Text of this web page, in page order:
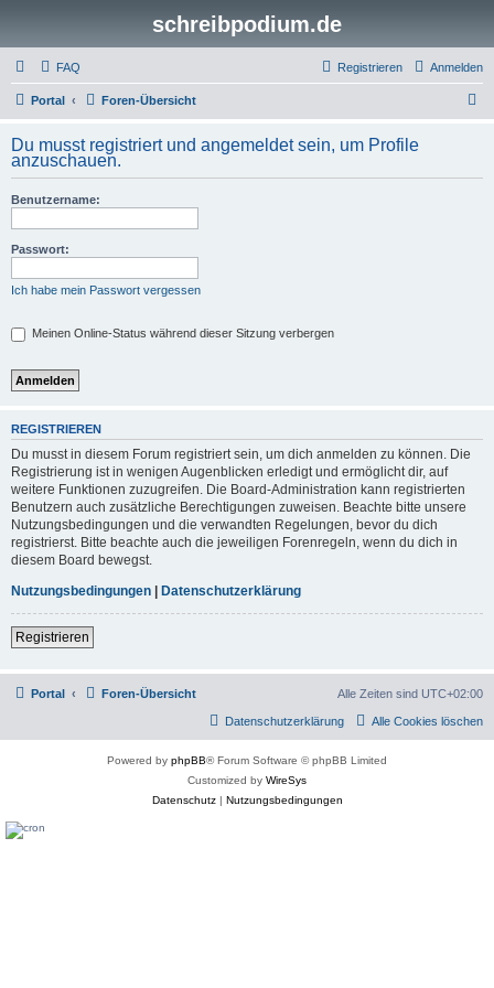
schreibpodium.de
FAQ Anmelden
Registrieren
Portal Foren-Übersicht
h
Du musst registriert und angemeldet sein, um Profile
anzuschauen.
Benutzername:
Passwort:
Ich habe mein Passwort vergessen
Meinen Online-Status während dieser Sitzung verbergen
REGISTRIEREN
Du musst in diesem Forum registriert sein, um dich anmelden zu können. Die
Registrierung ist in wenigen Augenblicken erledigt und ermöglicht dir, auf
weitere Funktionen zuzugreifen. Die Board-Administration kann registrierten
Benutzern auch zusätzliche Berechtigungen zuweisen. Beachte bitte unsere
Nutzungsbedingungen und die verwandten Regelungen, bevor du dich
registrierst. Bitte beachte auch die jeweiligen Forenregeln, wenn du dich in
diesem Board bewegst.
Nutzungsbedingungen
Datenschutzerklärung
Registrieren
Portal Foren-Übersicht Alle Zeiten sind UTC+02:00
Alle Cookies löschen
Datenschutzerklärung
Powered by phpBB® Forum Software © phpBB Limited
Customized by WireSys
Datenschutz| Nutzungsbedingungen